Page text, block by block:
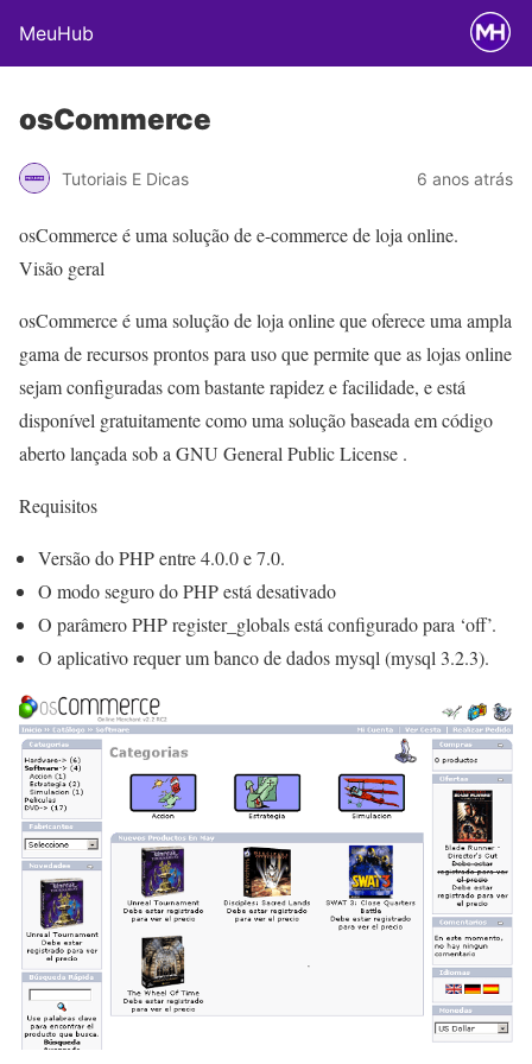
MeuHub
osCommerce
Tutoriais E Dicas 6 anos atrás
osCommerce é uma solução de e-commerce de loja online.
Visão geral
osCommerce é uma solução de loja online que oferece uma ampla
gama de recursos prontos para uso que permite que as lojas online
sejam configuradas com bastante rapidez e facilidade, e está
disponível gratuitamente como uma solução baseada em código
aberto lançada sob a GNU General Public License .
Requisitos
Versão do PHP entre 4.0.0 e 7.0.
O modo seguro do PHP está desativado
O parâmero PHP register_globals está configurado para ‘off’.
O aplicativo requer um banco de dados mysql (mysql 3.2.3).